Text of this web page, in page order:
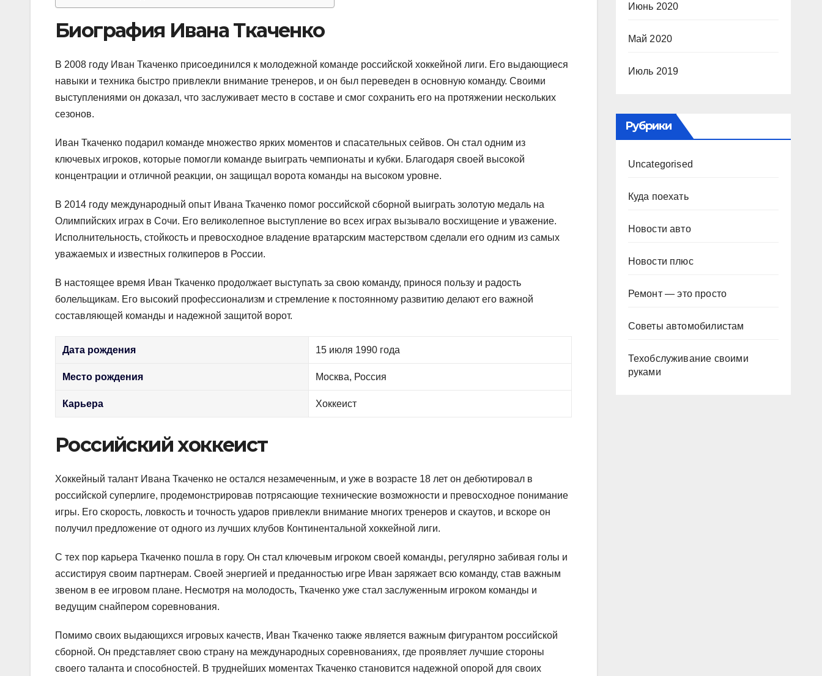
Биография Ивана Ткаченко
В 2008 году Иван Ткаченко присоединился к молодежной команде российской хоккейной лиги. Его выдающиеся
навыки и техника быстро привлекли внимание тренеров, и он был переведен в основную команду. Своими
выступлениями он доказал, что заслуживает место в составе и смог сохранить его на протяжении нескольких
сезонов.
Иван Ткаченко подарил команде множество ярких моментов и спасательных сейвов. Он стал одним из
ключевых игроков, которые помогли команде выиграть чемпионаты и кубки. Благодаря своей высокой
концентрации и отличной реакции, он защищал ворота команды на высоком уровне.
В 2014 году международный опыт Ивана Ткаченко помог российской сборной выиграть золотую медаль на
Олимпийских играх в Сочи. Его великолепное выступление во всех играх вызывало восхищение и уважение.
Исполнительность, стойкость и превосходное владение вратарским мастерством сделали его одним из самых
уважаемых и известных голкиперов в России.
В настоящее время Иван Ткаченко продолжает выступать за свою команду, принося пользу и радость
болельщикам. Его высокий профессионализм и стремление к постоянному развитию делают его важной
составляющей команды и надежной защитой ворот.
Дата рождения 15 июля 1990 года
Место рождения Москва, Россия
Карьера Хоккеист
Российский хоккеист
Хоккейный талант Ивана Ткаченко не остался незамеченным, и уже в возрасте 18 лет он дебютировал в
российской суперлиге, продемонстрировав потрясающие технические возможности и превосходное понимание
игры. Его скорость, ловкость и точность ударов привлекли внимание многих тренеров и скаутов, и вскоре он
получил предложение от одного из лучших клубов Континентальной хоккейной лиги.
С тех пор карьера Ткаченко пошла в гору. Он стал ключевым игроком своей команды, регулярно забивая голы и
ассистируя своим партнерам. Своей энергией и преданностью игре Иван заряжает всю команду, став важным
звеном в ее игровом плане. Несмотря на молодость, Ткаченко уже стал заслуженным игроком команды и
ведущим снайпером соревнования.
Помимо своих выдающихся игровых качеств, Иван Ткаченко также является важным фигурантом российской
сборной. Он представляет свою страну на международных соревнованиях, где проявляет лучшие стороны
своего таланта и способностей. В труднейших моментах Ткаченко становится надежной опорой для своих
Июнь 2020
Май 2020
Июль 2019
Рубрики
Uncategorised
Куда поехать
Новости авто
Новости плюс
Ремонт — это просто
Советы автомобилистам
Техобслуживание своими
руками